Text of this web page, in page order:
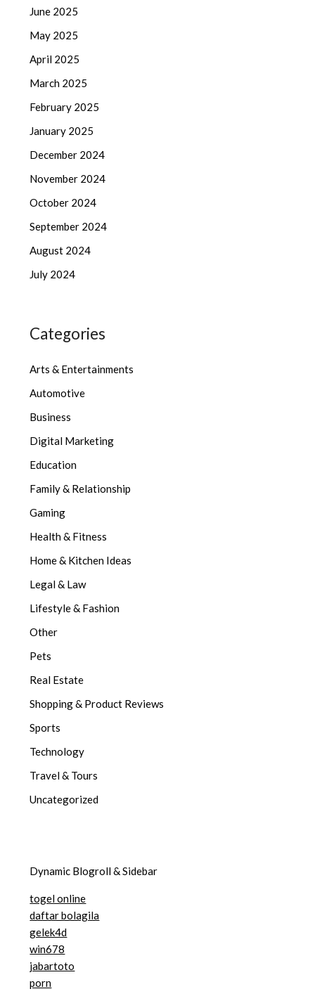
June 2025
May 2025
April 2025
March 2025
February 2025
January 2025
December 2024
November 2024
October 2024
September 2024
August 2024
July 2024
Categories
Arts & Entertainments
Automotive
Business
Digital Marketing
Education
Family & Relationship
Gaming
Health & Fitness
Home & Kitchen Ideas
Legal & Law
Lifestyle & Fashion
Other
Pets
Real Estate
Shopping & Product Reviews
Sports
Technology
Travel & Tours
Uncategorized
Dynamic Blogroll & Sidebar
togel online
daftar bolagila
gelek4d
win678
jabartoto
porn